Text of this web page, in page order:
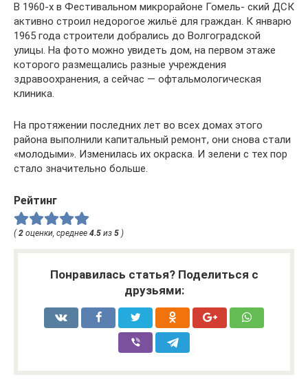
В 1960-х в Фестивальном микрорайоне Гомель- ский ДСК
активно строил недорогое жильё для граждан. К январю
1965 года строители добра­лись до Волгоградской
улицы. На фото мож­но увидеть дом, на первом этаже
которого раз­мещались разные учреждения
здравоохранения, а сейчас — офтальмологическая
клиника.
На протяжении последних лет во всех домах этого
района выполнили капитальный ремонт, они снова стали
«молодыми». Изменилась их окраска. И зелени с тех пор
стало значительно больше.
Рейтинг
(2 оценки, среднее 4.5 из 5 )
Понравилась статья? Поделиться с
друзьями: